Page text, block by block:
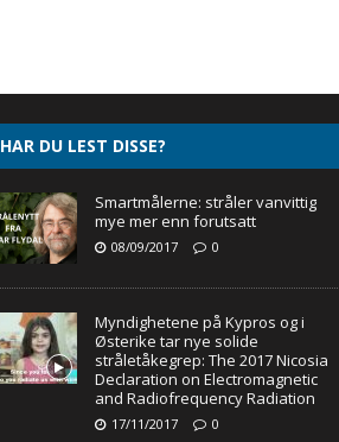
HAR DU LEST DISSE?
Smartmålerne: stråler vanvittig
mye mer enn forutsatt
08/09/2017 0
Myndighetene på Kypros og i
Østerike tar nye solide
stråletåkegrep: The 2017 Nicosia
Declaration on Electromagnetic
and Radiofrequency Radiation
17/11/2017 0